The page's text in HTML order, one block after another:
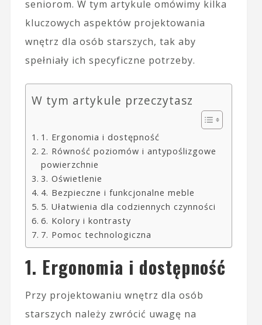
seniorom. W tym artykule omówimy kilka
kluczowych aspektów projektowania
wnętrz dla osób starszych, tak aby
spełniały ich specyficzne potrzeby.
W tym artykule przeczytasz
1. Ergonomia i dostępność
2. Równość poziomów i antypoślizgowe
powierzchnie
3. Oświetlenie
4. Bezpieczne i funkcjonalne meble
5. Ułatwienia dla codziennych czynności
6. Kolory i kontrasty
7. Pomoc technologiczna
1. Ergonomia i dostępność
Przy projektowaniu wnętrz dla osób
starszych należy zwrócić uwagę na